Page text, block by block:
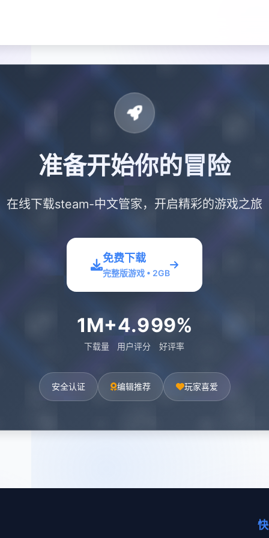
准备开始你的冒险
在线下载steam-中文管家，开启精彩的游戏之旅
免费下载
完整版游戏 • 2GB
1M+
下载量
4.9
用户评分
99%
好评率
安全认证 编辑推荐 玩家喜爱